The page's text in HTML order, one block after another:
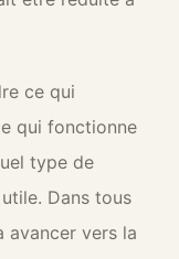
ce qui
qui fonctionne
type de
Dans tous
avancer vers la